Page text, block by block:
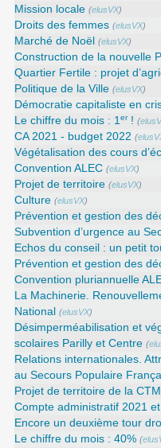
Mission locale (elusVX)
Droits des femmes (elusVX)
Marché de Noël (elusVX)
Construction de la nouvelle
Quartier Fertile : projet
Politique de la Ville (elusVX)
Démocratie capitaliste en
Le chiffre du mois : 1er! (
CA 2021 - budget 2022 (
Végétalisation des cours
Convention ALEC (elusVX)
Projet de territoire (elusVX)
Culture (elusVX)
Prévention et gestion des
Subvention d’urgence au
Echos du conseil : un petit
Prévention et gestion des
Convention pluriannuelle
La Machinerie.
National
(elusVX)
Désimperméabilisation et
scolaires Parilly et Centre (
Relations internationales.
au Secours Populaire
Projet de territoire de la
Compte administratif 2021
Encore un deuxième tour
Le chiffre du mois : 40% (